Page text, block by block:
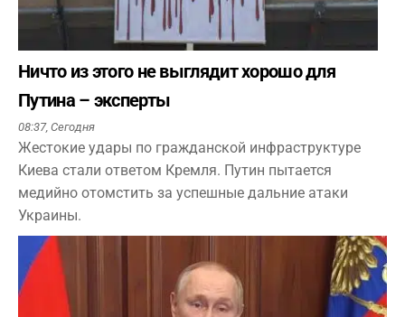
Ничто из этого не выглядит хорошо для
Путина – эксперты
08:37, Сегодня
Жестокие удары по гражданской инфраструктуре
Киева стали ответом Кремля. Путин пытается
медийно отомстить за успешные дальние атаки
Украины.